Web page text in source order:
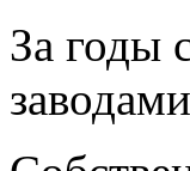
За годы